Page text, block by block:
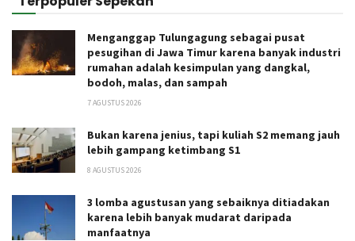
Menganggap Tulungagung sebagai pusat
pesugihan di Jawa Timur karena banyak industri
rumahan adalah kesimpulan yang dangkal,
bodoh, malas, dan sampah
7 AGUSTUS 2026
Bukan karena jenius, tapi kuliah S2 memang jauh
lebih gampang ketimbang S1
8 AGUSTUS 2026
3 lomba agustusan yang sebaiknya ditiadakan
karena lebih banyak mudarat daripada
manfaatnya